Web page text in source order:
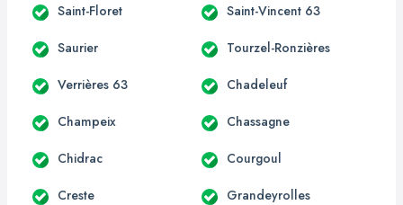
Saint-Floret Saint-Vincent 63
Saurier Tourzel-Ronzières
Verrières 63 Chadeleuf
Champeix Chassagne
Chidrac Courgoul
Creste Grandeyrolles